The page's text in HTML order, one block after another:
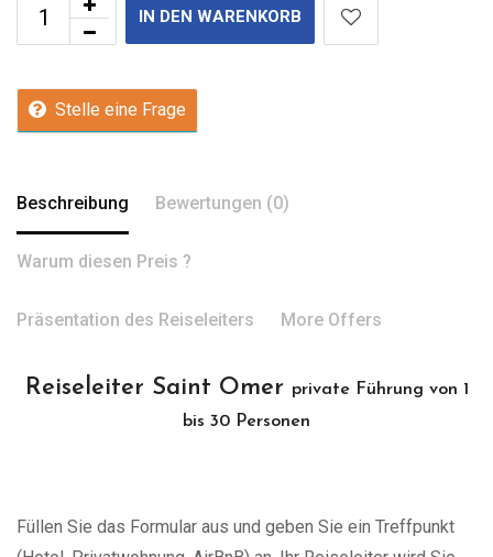
IN DEN WARENKORB
Stelle eine Frage
Beschreibung Bewertungen (0)
Warum diesen Preis ?
Präsentation des Reiseleiters More Offers
Reiseleiter Saint Omer private Führung von 1
bis 30 Personen
Füllen Sie das Formular aus und geben Sie ein Treffpunkt